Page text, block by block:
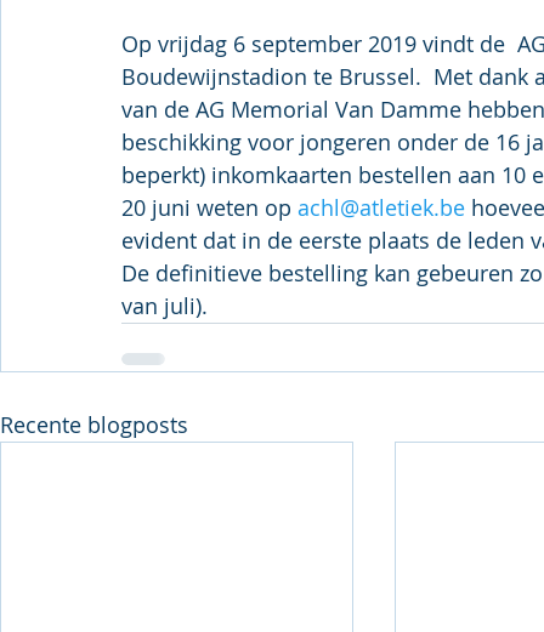
Op vrijdag 6 september 2019 vindt de
Boudewijnstadion te Brussel.  Met dank
van de AG Memorial Van Damme
beschikking voor jongeren onder de 16
beperkt) inkomkaarten bestellen aan
20 juni weten op achl@atletiek.be
evident dat in de eerste plaats de leden
De definitieve bestelling kan gebeuren
van juli).
Recente blogposts